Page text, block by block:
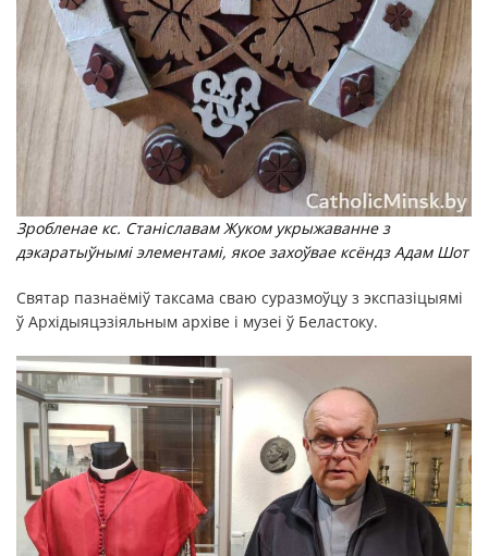
Зробленае кс. Станіславам Жуком укрыжаванне з
дэкаратыўнымі элементамі, якое захоўвае ксёндз Адам Шот
Святар пазнаёміў таксама сваю суразмоўцу з экспазіцыямі
ў Архідыяцэзіяльным архіве і музеі ў Беластоку.